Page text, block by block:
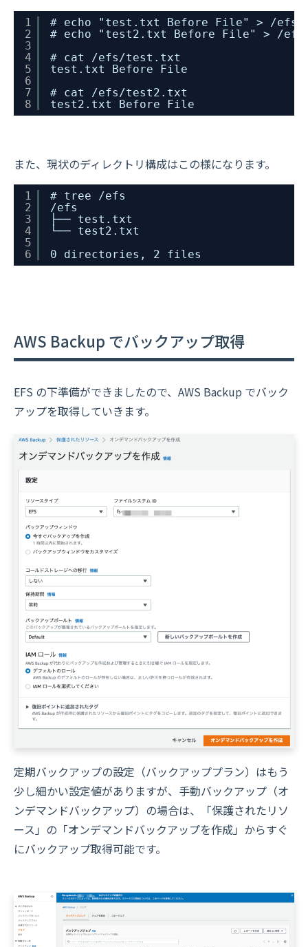
1
2
3
4
5
6
7
8
# echo "test.txt Before File" > /
# echo "test2.txt Before File" > /
# cat /efs/test.txt
test.txt Before File
# cat /efs/test2.txt
test2.txt Before File
また、現状のディレクトリ構成はこの様になります。
1
2
3
4
5
6
# tree /efs
/efs
├── test.txt
└── test2.txt
0 directories, 2 files
AWS Backup でバックアップ取得
EFS の下準備ができましたので、AWS Backup でバック
アップを取得していきます。
定期バックアップの設定（バックアッププラン）はもう
少し細かい設定値がありますが、手動バックアップ（オ
ンデマンドバックアップ）の場合は、「保護されたリソ
ース」の「オンデマンドバックアップを作成」からすぐ
にバックアップ取得可能です。